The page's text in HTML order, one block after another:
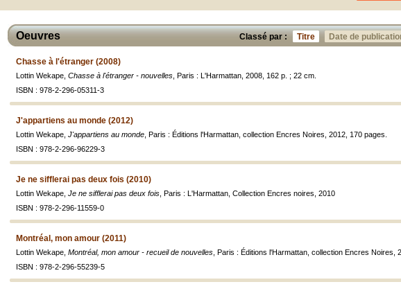
Classé par : Titre Date de
Oeuvres
Chasse à l'étranger (2008)
Lottin Wekape, Chasse à l'étranger - nouvelles , Paris : L'Harmattan, 2008, 162 p. ; 22 cm.
ISBN : 978-2-296-05311-3
J'appartiens au monde (2012)
Lottin Wekape, J'appartiens au monde , Paris : Éditions l'Harmattan, collection Encres Noires, 2012, 170 pages.
ISBN : 978-2-296-96229-3
Je ne sifflerai pas deux fois (2010)
Lottin Wekape, Je ne sifflerai pas deux fois , Paris : L'Harmattan, Collection Encres noires, 2010
ISBN : 978-2-296-11559-0
Montréal, mon amour (2011)
Lottin Wekape, Montréal, mon amour - recueil de nouvelles , Paris : Éditions l'Harmattan, collection Encres Noires,
ISBN : 978-2-296-55239-5